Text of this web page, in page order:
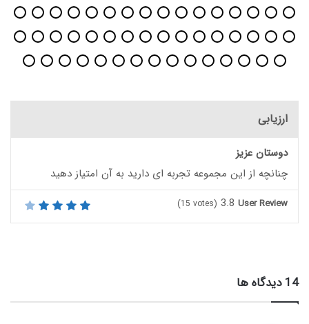
ارزیابی
دوستان عزیز
چنانچه از این مجموعه تجربه ای دارید به آن امتیاز دهید
User Review
3.8
(15 votes)
‫14 دیدگاه ها